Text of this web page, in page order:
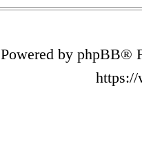
Powered by phpBB®
https://